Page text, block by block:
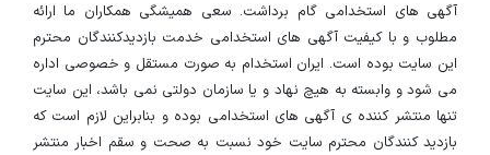
آگهی های استخدامی گام برداشت. سعی همیشگی همکاران ما ارائه
مطلوب و با کیفیت آگهی های استخدامی خدمت بازدیدکنندگان محترم
این سایت بوده است. ایران استخدام به صورت مستقل و خصوصی اداره
می شود و وابسته به هیچ نهاد و یا سازمان دولتی نمی باشد، این سایت
تنها منتشر کننده ی آگهی های استخدامی بوده و بنابراین لازم است که
بازدید کنندگان محترم سایت خود نسبت به صحت و سقم اخبار منتشر